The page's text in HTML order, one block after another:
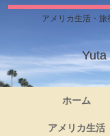
アメリカ生活・
Yuta
ホーム
アメリカ生活